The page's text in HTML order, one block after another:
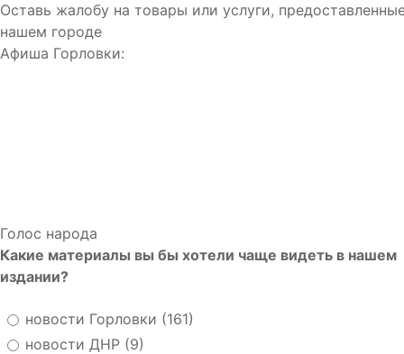
Оставь жалобу на товары или услуги,
нашем городе
Афиша Горловки:
Голос народа
Какие материалы вы бы хотели чаще видеть в нашем
издании?
новости Горловки (161)
новости ДНР (9)